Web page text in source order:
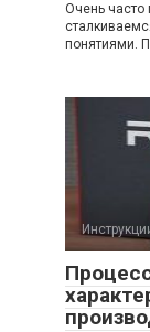
Очень
понятиями.